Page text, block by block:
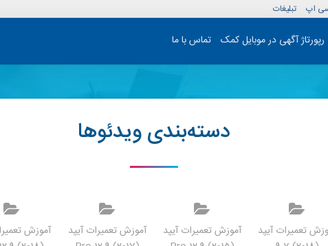
اپ تبلیغات
رپورتاژ آگهی در موبایل کمک تماس با ما
دسته‌بندی ویدئوها
تعمیرات آیپد
آموزش تعمیرات آیپد
آموزش تعمیرات آیپد
آموزش